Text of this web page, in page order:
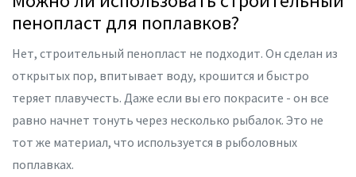
пенопласт для поплавков?
Нет, строительный пенопласт не подходит. Он сделан из
открытых пор, впитывает воду, крошится и быстро
теряет плавучесть. Даже если вы его покрасите - он все
равно начнет тонуть через несколько рыбалок. Это не
тот же материал, что используется в рыболовных
поплавках.